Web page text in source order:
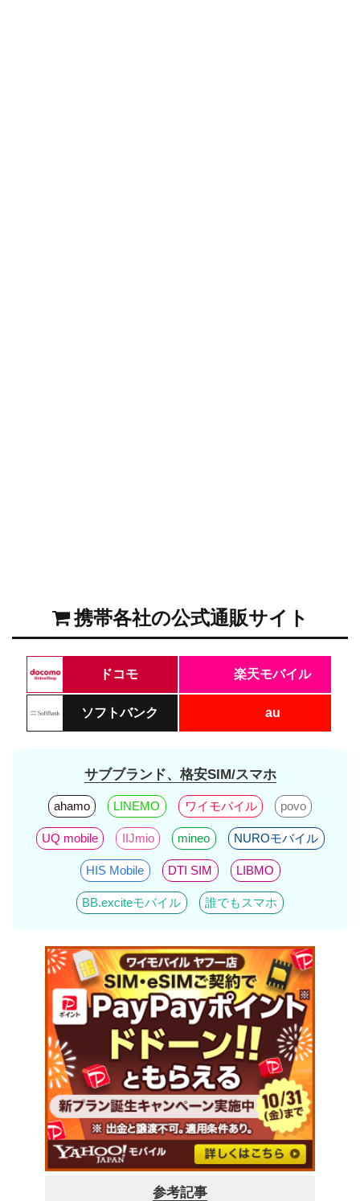
携帯各社の公式通販サイト
ドコモ 楽天モバイル
ソフトバンク au
サブブランド、格安SIM/スマホ
ahamo LINEMO ワイモバイル povo
UQ mobile IIJmio mineo NUROモバイル
HIS Mobile DTI SIM LIBMO
BB.exciteモバイル 誰でもスマホ
参考記事